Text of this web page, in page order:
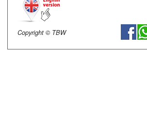
Copyright © TBW